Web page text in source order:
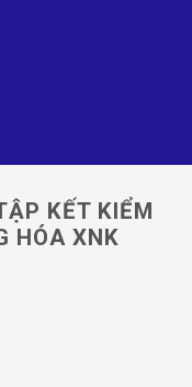
KẾT KIỂM
HÓA XNK